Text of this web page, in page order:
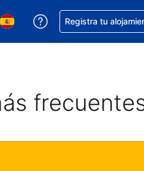
moneda. Tu moneda actual es
Elegir el idioma que prefieres.
Obtener ayuda con
Registra tu